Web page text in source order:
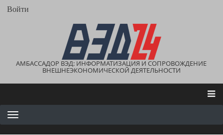
Перейти
User
Войти
АМБАССАДОР ВЭД: ИНФОРМАТИЗАЦИЯ И СОПРОВОЖДЕНИЕ
ВНЕШНЕЭКОНОМИЧЕСКОЙ ДЕЯТЕЛЬНОСТИ
Main
navigation